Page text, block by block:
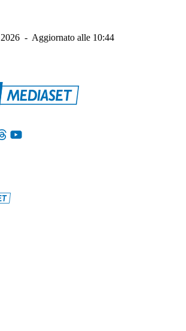
- Aggiornato alle 10:44